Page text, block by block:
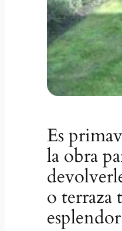
Es
la obra
o terraza
esplendor